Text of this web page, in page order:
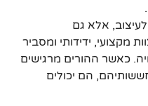
אלא גם
מקצועי, ידידותי ומסביר
כאשר ההורים מרגישים
הם יכולים